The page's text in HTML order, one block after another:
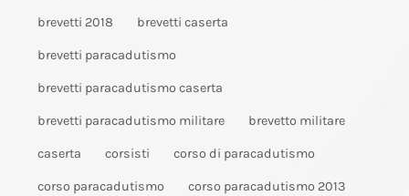
brevetti 2018 brevetti caserta
brevetti paracadutismo
brevetti paracadutismo caserta
brevetti paracadutismo militare brevetto militare
caserta corsisti corso di paracadutismo
corso paracadutismo corso paracadutismo 2013